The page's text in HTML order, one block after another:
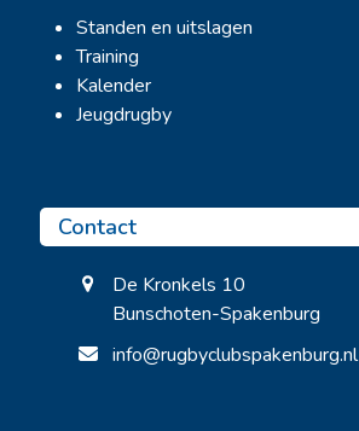
Standen en uitslagen
Training
Kalender
Jeugdrugby
Contact
De Kronkels 10
Bunschoten-Spakenburg
info@rugbyclubspakenburg.nl